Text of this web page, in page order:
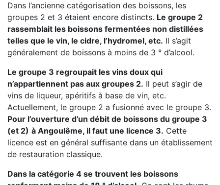
Dans l’ancienne catégorisation des boissons, les
groupes 2 et 3 étaient encore distincts. Le groupe 2
rassemblait les boissons fermentées non distillées
telles que le vin, le cidre, l’hydromel, etc. Il s’agit
généralement de boissons à moins de 3 ° d’alcool.
Le groupe 3 regroupait les vins doux qui
n’appartiennent pas aux groupes 2. Il peut s’agir de
vins de liqueur, apéritifs à base de vin, etc.
Actuellement, le groupe 2 a fusionné avec le groupe 3.
Pour l’ouverture d’un débit de boissons du groupe 3
(et 2) à Angoulême, il faut une licence 3. Cette
licence est en général suffisante dans un établissement
de restauration classique.
Dans la catégorie 4 se trouvent les boissons